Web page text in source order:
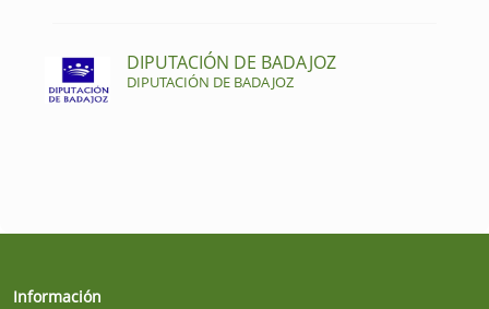
DIPUTACIÓN DE BADAJOZ
DIPUTACIÓN DE BADAJOZ
Información